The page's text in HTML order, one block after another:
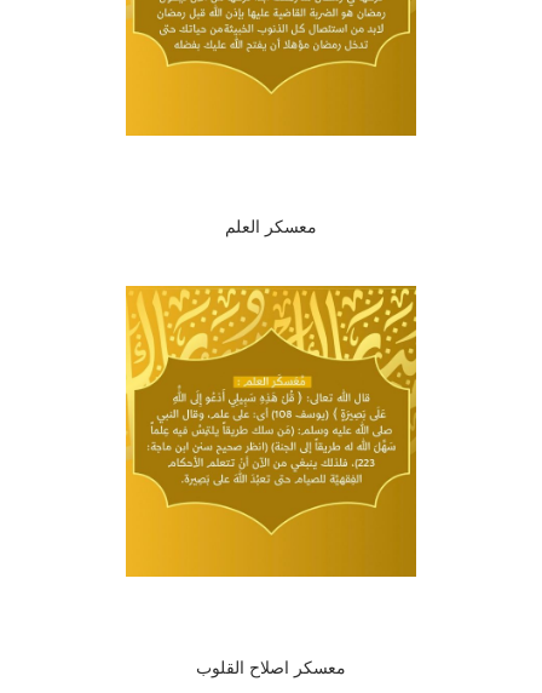
معسكر العلم
معسكر اصلاح القلوب